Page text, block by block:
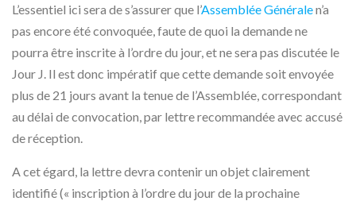
L’essentiel ici sera de s’assurer que l’Assemblée Généralen’a
pas encore été convoquée, faute de quoi la demande ne
pourra être inscrite à l’ordre du jour, et ne sera pas discutée le
Jour J. Il est donc impératif que cette demande soit envoyée
plus de 21 jours avant la tenue de l’Assemblée, correspondant
au délai de convocation, par lettre recommandée avec accusé
de réception.
A cet égard, la lettre devra contenir un objet clairement
identifié (« inscription à l’ordre du jour de la prochaine